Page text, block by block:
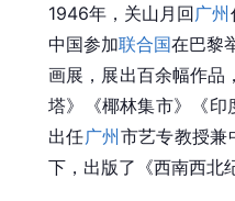
1946年，关山月回广州
中国参加联合国在巴黎
画展，展出百余幅作品
塔》《椰林集市》《印
出任广州市艺专教授兼
下，出版了《西南西北